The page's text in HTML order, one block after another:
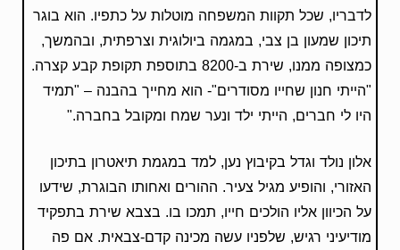
לדבריו, שכל תקוות המשפחה מוטלות על כתפיו. הוא בוגר
תיכון שמעון בן צבי, במגמה ביולוגית וצרפתית, ובהמשך,
כמצופה ממנו, שירת ב-8200 בתוספת תקופת קבע קצרה.
"הייתי חנון שחייו מסודרים"- הוא מחייך בהבנה – "תמיד
היו לי חברים, הייתי ילד ונער שמח ומקובל בחברה."
אלון נולד וגדל בקיבוץ נען, למד במגמת תיאטרון בתיכון
האזורי, והופיע מגיל צעיר. ההורים ואחותו הבוגרת, שידעו
על הכיוון אליו הולכים חייו, תמכו בו. בצבא שירת בתפקיד
מודיעיני רגיש, שלפניו עשה מכינה קדם-צבאית. אם פה